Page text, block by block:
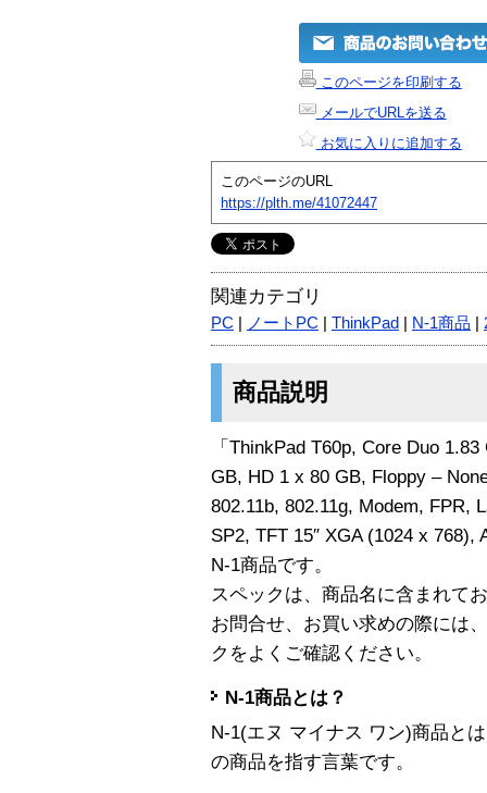
このページを印刷する
メールでURLを送る
お気に入りに追加する
このページのURL
https://plth.me/41072447
関連カテゴリ
PC ノートPC ThinkPad N-1商品
商品説明
「ThinkPad T60p, Core Duo
GB, HD 1 x 80 GB, Floppy –
802.11b, 802.11g, Modem, FPR,
SP2, TFT 15″ XGA (1024 x
N-1商品です。
スペックは、商品名に含まれて
お問合せ、お買い求めの際には
クをよくご確認ください。
N-1商品とは？
N-1(エヌ マイナス ワン)商品と
の商品を指す言葉です。